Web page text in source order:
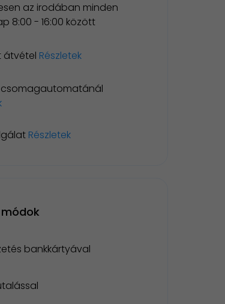
az irodában minden
8:00 - 16:00 között
átvétel Részletek
csomagautomatánál
Részletek
módok
bankkártyával